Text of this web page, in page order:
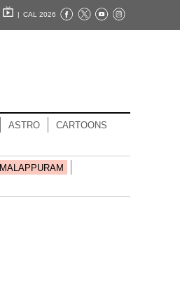
| CAL 2026
ASTRO CARTOONS
MALAPPURAM